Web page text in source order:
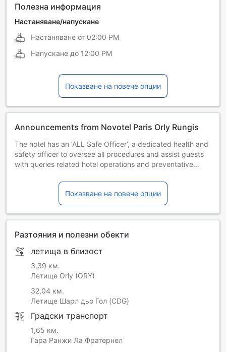
Полезна информация
Настаняване/напускане
Настаняване от 02:00 PM
Напускане до 12:00 PM
Показване на повече опции
Announcements from Novotel Paris Orly Rungis
The hotel has an ‘ALL Safe Officer’, a dedicated health and
safety officer to oversee all procedures and assist guests
with queries related hotel operations and preventative
Food and beverage options such as breakfast might be
limited or unavailable during this time. Please contact the
property for more information.
The Pool will be temporarily closed due to winter season
renovations
Показване на повече опции
Разтояния и полезни обекти
летища в близост
3,39 км.
Летище Orly (ORY)
32,04 км.
Летище Шарл дьо Гол (CDG)
Градски транспорт
1,65 км.
Гара Ранжи Ла Фратернел